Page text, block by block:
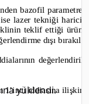
yüklendi.
bazofil
lazer tekniği
teklif ettiği
dışı
1’inci iddiasına